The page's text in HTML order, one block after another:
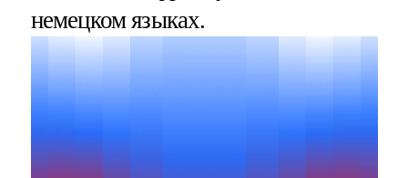
немецком языках.